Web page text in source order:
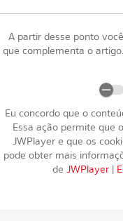
A partir desse ponto
que complementa o
Eu concordo que o
Essa ação permite que
JWPlayere que os
pode obter mais
de JWPlayer